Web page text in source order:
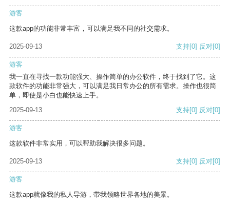
游客
这款app的功能非常丰富，可以满足我不同的社交需求。
2025-09-13 支持[0] 反对[0]
游客
我一直在寻找一款功能强大、操作简单的办公软件，终于找到了它。这
款软件的功能非常强大，可以满足我日常办公的所有需求。操作也很简
单，即使是小白也能快速上手。
2025-09-13
支持[0] 反对[0]
游客
这款软件非常实用，可以帮助我解决很多问题。
2025-09-13 支持[0] 反对[0]
游客
这款app就像我的私人导游，带我领略世界各地的美景。